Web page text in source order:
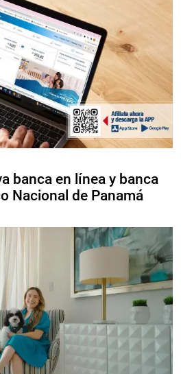
banca en línea y banca
Nacional de Panamá